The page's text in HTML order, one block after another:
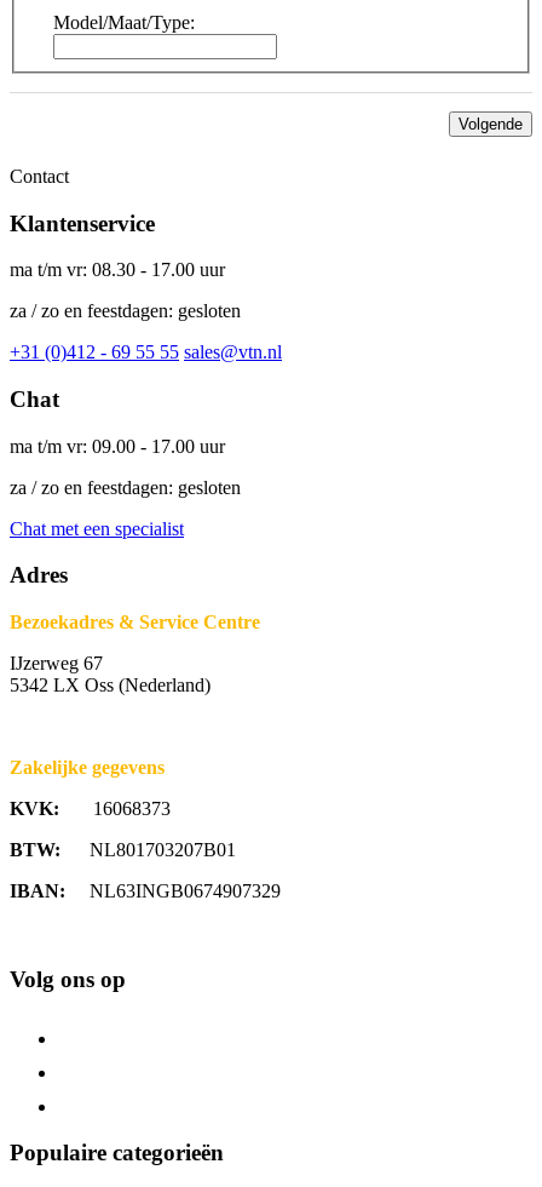
Model/Maat/Type:
Volgende
Contact
Klantenservice
ma t/m vr: 08.30 - 17.00 uur
za / zo en feestdagen: gesloten
+31 (0)412 - 69 55 55 sales@vtn.nl
Chat
ma t/m vr: 09.00 - 17.00 uur
za / zo en feestdagen: gesloten
Chat met een specialist
Adres
Bezoekadres & Service Centre
IJzerweg 67
5342 LX Oss (Nederland)
Zakelijke gegevens
KVK: 16068373
BTW: NL801703207B01
IBAN: NL63INGB0674907329
Volg ons op
Populaire categorieën